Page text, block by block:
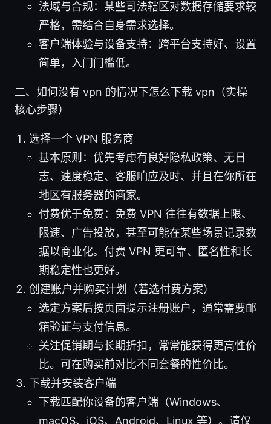
法域与合规：某些司法辖区对数据存储要求较
严格，需结合自身需求选择。
客户端体验与设备支持：跨平台支持好、设置
简单，入门门槛低。
二、如何没有 vpn 的情况下怎么下载 vpn（实操
核心步骤）
选择一个 VPN 服务商
基本原则：优先考虑有良好隐私政策、无日
志、速度稳定、客服响应及时、并且在你所在
地区有服务器的商家。
付费优于免费：免费 VPN 往往有数据上限、
限速、广告投放，甚至可能在某些场景记录数
据以商业化。付费 VPN 更可靠、匿名性和长
期稳定性也更好。
创建账户并购买计划（若选付费方案）
选定方案后按页面提示注册账户，通常需要邮
箱验证与支付信息。
关注促销期与长期折扣，常常能获得更高性价
比。可在购买前对比不同套餐的性价比。
下载并安装客户端
下载匹配你设备的客户端（Windows、
macOS、iOS、Android、Linux 等）。请仅